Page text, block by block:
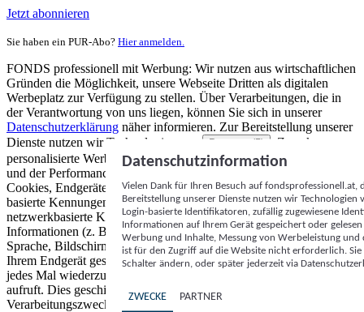
Jetzt abonnieren
Sie haben ein PUR-Abo? Hier anmelden.
FONDS professionell mit Werbung: Wir nutzen aus wirtschaftlichen
Gründen die Möglichkeit, unsere Webseite Dritten als digitalen
Werbeplatz zur Verfügung zu stellen. Über Verarbeitungen, die in
der Verantwortung von uns liegen, können Sie sich in unserer
Datenschutzerklärung näher informieren. Zur Bereitstellung unserer
Dienste nutzen wir Technologien von
Partnern (5)
. Zwecke:
personalisierte Werbung und Inhalte, Messung von Werbeleistung
und der Performance von Inhalten sowie Zielgruppenforschung.
Cookies, Endgeräte- oder ähnliche Online-Kennungen (z. B. login-
basierte Kennungen, zufällig generierte Kennungen,
netzwerkbasierte Kennungen) können zusammen mit anderen
Informationen (z. B. Browsertyp und Browserinformationen,
Sprache, Bildschirmgröße, unterstützte Technologien usw.) auf
Ihrem Endgerät gespeichert oder von dort ausgelesen werden, um es
jedes Mal wiederzuerkennen, wenn es eine App oder einer Webseite
aufruft. Dies geschieht für einen oder mehrere der hier aufgeführten
Verarbeitungszwecke.
Datenschutzinformation
Vielen Dank für Ihren Besuch auf
Bereitstellung unserer Dienste nutzen wir Technologien
Login-basierte Identifikatoren, zufällig zugewiesene
Informationen auf Ihrem Gerät gespeichert oder
Werbung und Inhalte, Messung von Werbeleistung
ist für den Zugriff auf die Website nicht erforderlich.
Schalter ändern, oder später jederzeit via
ZWECKE PARTNER